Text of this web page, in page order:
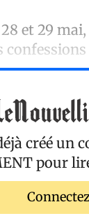
et 29
créé un
pour